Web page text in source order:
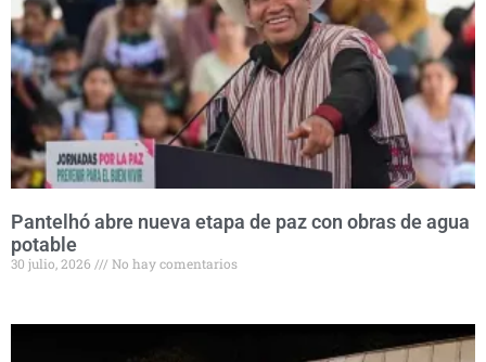
Pantelhó abre nueva etapa de paz con obras de agua
potable
30 julio, 2026 No hay comentarios